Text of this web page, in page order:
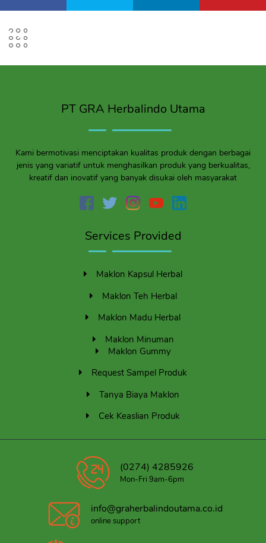
PT GRA Herbalindo Utama
Kami bermotivasi menciptakan kualitas produk dengan berbagai
jenis yang variatif untuk menghasilkan produk yang berkualitas,
kreatif dan inovatif yang banyak disukai oleh masyarakat
Services Provided
Maklon Kapsul Herbal
Maklon Teh Herbal
Maklon Madu Herbal
Maklon Minuman
Maklon Gummy
Request Sampel Produk
Tanya Biaya Maklon
Cek Keaslian Produk
(0274) 4285926
Mon-Fri 9am-6pm
info@graherbalindoutama.co.id
online support